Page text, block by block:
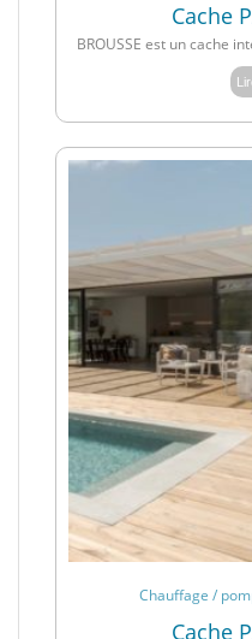
Cache
BROUSSE est un cache
Chauffage /
Cache